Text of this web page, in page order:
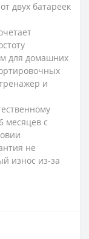
двух батареек
для домашних
и
месяцев с
не
износ из-за